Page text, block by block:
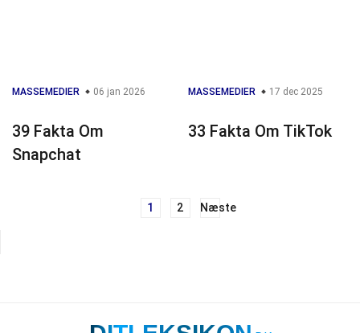
MASSEMEDIER 06 jan 2026
39 Fakta Om
Snapchat
MASSEMEDIER 17 dec 2025
33 Fakta Om TikTok
1 2 Næste